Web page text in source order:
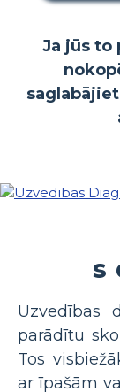
Ja jūs to
s
Uzvedības
parādītu
Tos
ar īpašām